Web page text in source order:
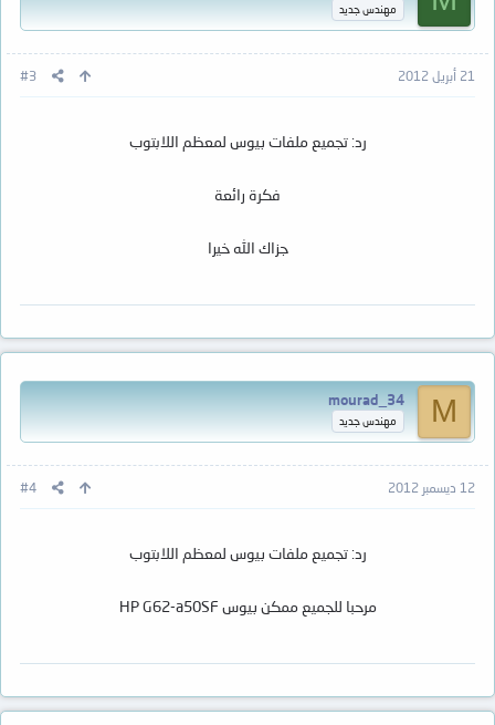
مهندس جديد
21 أبريل 2012 #3
رد: تجميع ملفات بيوس لمعظم اللابتوب
فكرة رائعة
جزاك الله خيرا
M
mourad_34
مهندس جديد
12 ديسمبر 2012 #4
رد: تجميع ملفات بيوس لمعظم اللابتوب
مرحبا للجميع ممكن بيوس HP G62-a50SF